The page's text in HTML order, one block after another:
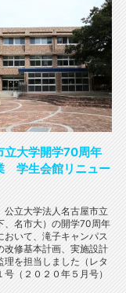
立大学開学70周年
学生会館リニュー
公立大学法人名古屋市立
、名市大）の開学70周年
おいて、滝子キャンパス
改修基本計画、実施設計
理を担当しました（レタ
号（２０２０年５月号）